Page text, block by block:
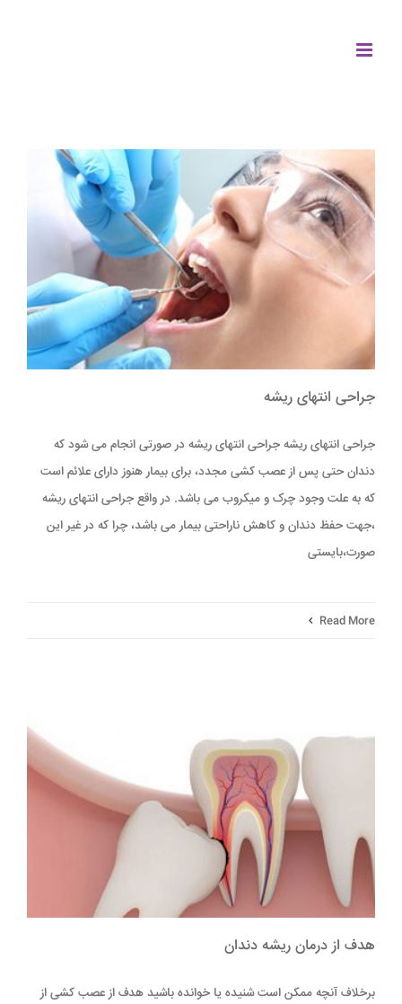
جراحی انتهای ریشه
جراحی انتهای ریشه جراحی انتهای ریشه در صورتی انجام می شود که
دندان حتی پس از عصب کشی مجدد، برای بیمار هنوز دارای علائم است
که به علت وجود چرک و میکروب می باشد. در واقع جراحی انتهای ریشه
،جهت حفظ دندان و کاهش ناراحتی بیمار می باشد، چرا که در غیر این
صورت،بایستی
Read More
هدف از درمان ریشه دندان
برخلاف آنچه ممکن است شنیده یا خوانده باشید هدف از عصب کشی از